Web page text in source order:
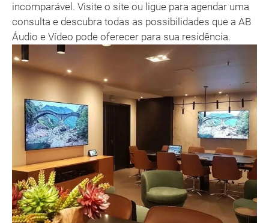
incomparável. Visite o site ou ligue para agendar uma
consulta e descubra todas as possibilidades que a AB
Áudio e Vídeo pode oferecer para sua residência.